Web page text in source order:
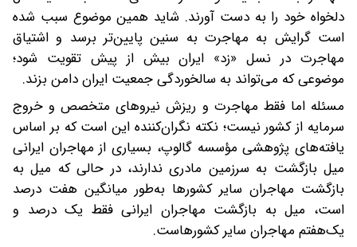
دلخواه خود را به دست آورند. شاید همین موضوع سبب شده
است‌ گرایش به مهاجرت به سنین پایین‌تر برسد و اشتیاق
مهاجرت در نسل «زد» ایران بیش از پیش تقویت شود؛
موضوعی که می‌تواند به سالخوردگی جمعیت ایران دامن بزند.
مسئله اما فقط مهاجرت و ریزش نیروهای متخصص و خروج
سرمایه از کشور نیست؛ نکته نگران‌کننده این است که بر اساس
یافته‌های پژوهشی مؤسسه گالوپ، بسیاری از مهاجران ایرانی‌
میل بازگشت به سرزمین مادری ندارند، در حالی که میل به
بازگشت مهاجران سایر کشورها به‌طور میانگین هفت درصد
است، میل به بازگشت مهاجران ایرانی فقط یک درصد و
یک‌هفتم مهاجران سایر کشورهاست.